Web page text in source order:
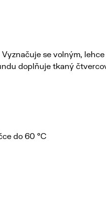
se volným,
doplňuje tkaný
do 60 °C